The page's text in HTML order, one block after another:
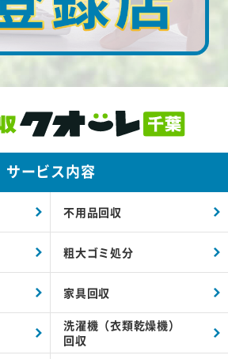
サービス内容
不用品回収
粗大ゴミ処分
家具回収
洗濯機（衣類乾燥機）
回収